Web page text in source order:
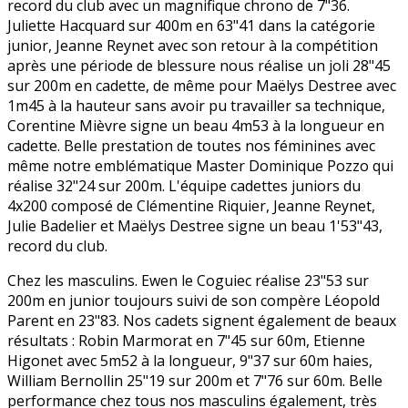
record du club avec un magnifique chrono de 7"36.
Juliette Hacquard sur 400m en 63"41 dans la catégorie
junior, Jeanne Reynet avec son retour à la compétition
après une période de blessure nous réalise un joli 28"45
sur 200m en cadette, de même pour Maëlys Destree avec
1m45 à la hauteur sans avoir pu travailler sa technique,
Corentine Mièvre signe un beau 4m53 à la longueur en
cadette. Belle prestation de toutes nos féminines avec
même notre emblématique Master Dominique Pozzo qui
réalise 32"24 sur 200m. L'équipe cadettes juniors du
4x200 composé de Clémentine Riquier, Jeanne Reynet,
Julie Badelier et Maëlys Destree signe un beau 1'53"43,
record du club.
Chez les masculins. Ewen le Coguiec réalise 23"53 sur
200m en junior toujours suivi de son compère Léopold
Parent en 23"83. Nos cadets signent également de beaux
résultats : Robin Marmorat en 7"45 sur 60m, Etienne
Higonet avec 5m52 à la longueur, 9"37 sur 60m haies,
William Bernollin 25"19 sur 200m et 7"76 sur 60m. Belle
performance chez tous nos masculins également, très